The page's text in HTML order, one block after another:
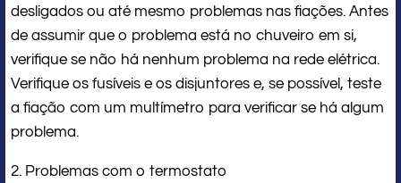
desligados ou até mesmo problemas nas fiações. Antes
de assumir que o problema está no chuveiro em si,
verifique se não há nenhum problema na rede elétrica.
Verifique os fusíveis e os disjuntores e, se possível, teste
a fiação com um multímetro para verificar se há algum
problema.
2. Problemas com o termostato